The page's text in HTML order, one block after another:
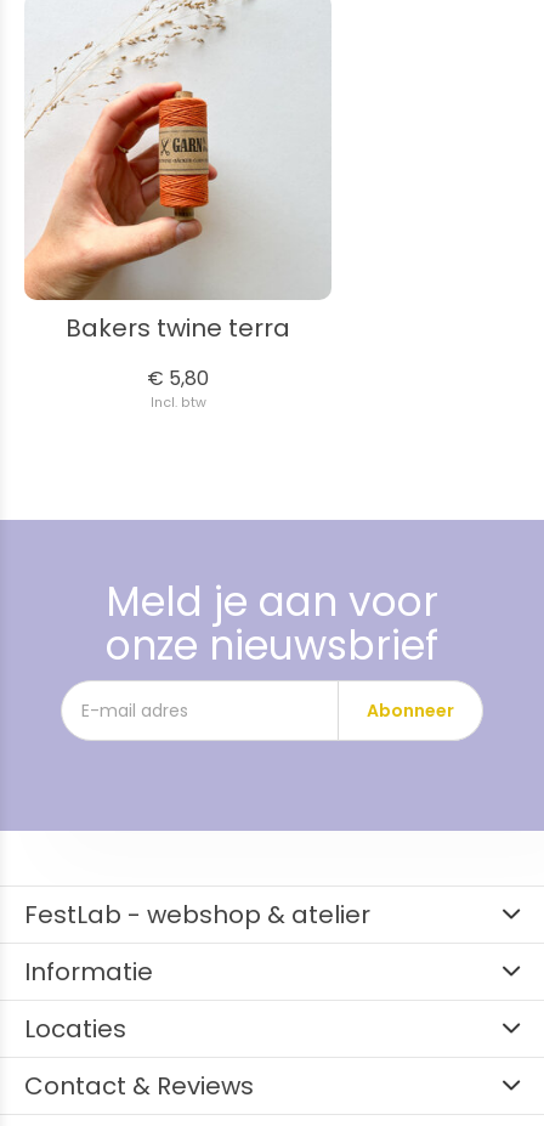
Bakers twine terra
€ 5,80
Incl. btw
Meld je aan voor
onze nieuwsbrief
Abonneer
FestLab - webshop & atelier
Informatie
Locaties
Contact & Reviews